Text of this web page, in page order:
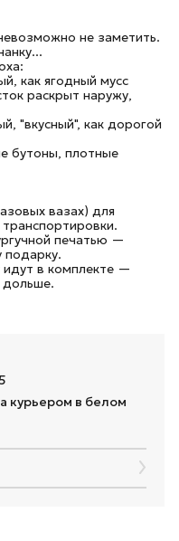
не заметить.
как ягодный мусс
раскрыт наружу,
"вкусный", как дорогой
бутоны, плотные
вазах) для
печатью —
подарку.
идут в комплекте —
курьером в белом